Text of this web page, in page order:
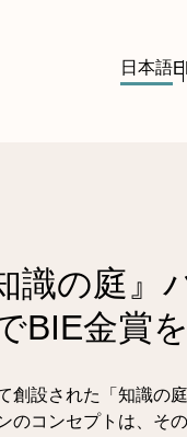
日本語
識の庭』
BIE金賞
創設された「知識の
コンセプトは、その